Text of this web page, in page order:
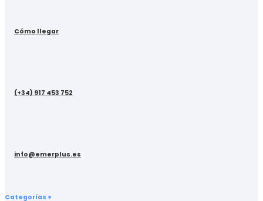
Cómo llegar
(+34) 917 453 752
info@emerplus.es
Categorías +